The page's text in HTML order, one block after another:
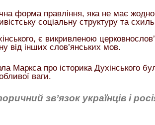
форма правління, яка не має
соціальну структуру та
є викривленою
від інших слов’янських мов.
Маркса про історика Духінського
ваги.
зв’язок українців і